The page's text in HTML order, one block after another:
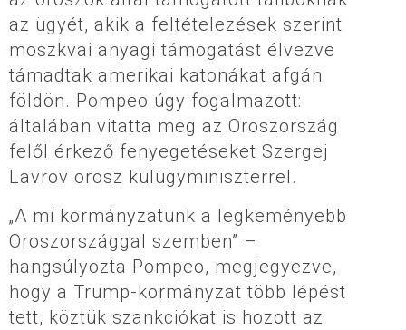
az ügyét, akik a feltételezések szerint
moszkvai anyagi támogatást élvezve
támadtak amerikai katonákat afgán
földön. Pompeo úgy fogalmazott:
általában vitatta meg az Oroszország
felől érkező fenyegetéseket Szergej
Lavrov orosz külügyminiszterrel.
„A mi kormányzatunk a legkeményebb
Oroszországgal szemben” –
hangsúlyozta Pompeo, megjegyezve,
hogy a Trump-kormányzat több lépést
tett, köztük szankciókat is hozott az